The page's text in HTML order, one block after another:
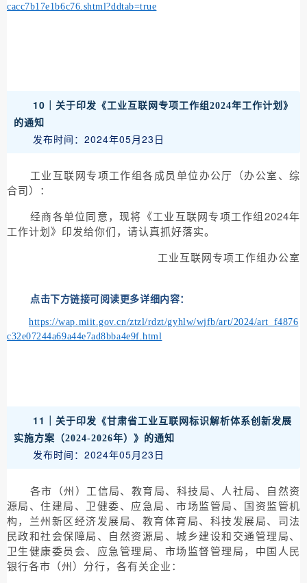
cacc7b17e1b6c76.shtml?ddtab=true
10｜ 关于印发《工业互联网专项工作组2024年工作计划》
的通知
发布时间：2024年05月23日
工业互联网专项工作组各成员单位办公厅（办公室、综
合司）：
经商各单位同意，现将《工业互联网专项工作组2024年
工作计划》印发给你们，请认真抓好落实。
工业互联网专项工作组办公室
点击下方链接可阅读更多详细内容：
https://wap.miit.gov.cn/ztzl/rdzt/gyhlw/wjfb/art/2024/art_f4876
c32e07244a69a44e7ad8bba4e9f.html
11｜ 关于印发《甘肃省工业互联网标识解析体系创新发展
实施方案（2024-2026年）》的通知
发布时间：2024年05月23日
各市（州）工信局、教育局、科技局、人社局、自然资
源局、住建局、卫健委、应急局、市场监管局、国资监管机
构，兰州新区经济发展局、教育体育局、科技发展局、司法
民政和社会保障局、自然资源局、城乡建设和交通管理局、
卫生健康委员会、应急管理局、市场监督管理局，中国人民
银行各市（州）分行，各有关企业：